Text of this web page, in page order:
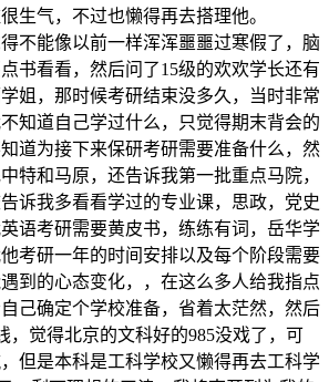
生气，不过也懒得再去搭理他。
不能像以前一样浑浑噩噩过寒假了，脑
书看看，然后问了15级的欢欢学长还有
姐，那时候考研结束没多久，当时非常
知道自己学过什么，只觉得期末背会的
道为接下来保研考研需要准备什么，然
特和马原，还告诉我第一批重点马院，
告诉我多看看学过的专业课，思政，党史
语考研需要黄皮书，练练有词，岳华学
考研一年的时间安排以及每个阶段需要
到的心态变化，，在这么多人给我指点
己确定个学校准备，省着太茫然，然后
，觉得北京的文科好的985没戏了，可
但是本科是工科学校又懒得再去工科学